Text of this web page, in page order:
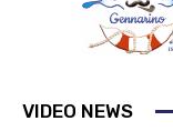
VIDEO NEWS